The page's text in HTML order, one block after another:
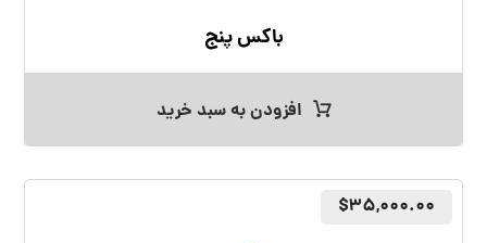
باکس پنج
افزودن به سبد خرید
$۳۵,۰۰۰.۰۰